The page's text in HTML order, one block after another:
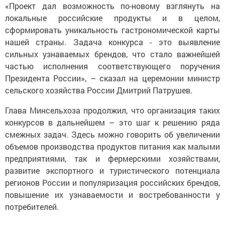
«Проект дал возможность по-новому взглянуть на
локальные российские продукты и в целом,
сформировать уникальность гастрономической карты
нашей страны. Задача конкурса - это выявление
сильных узнаваемых брендов, что стало важнейшей
частью исполнения соответствующего поручения
Президента России», – сказал на церемонии министр
сельского хозяйства России Дмитрий Патрушев.
Глава Минсельхоза продолжил, что организация таких
конкурсов в дальнейшем – это шаг к решению ряда
смежных задач. Здесь можно говорить об увеличении
объемов производства продуктов питания как малыми
предприятиями, так и фермерскими хозяйствами,
развитие экспортного и туристического потенциала
регионов России и популяризация российских брендов,
повышение их узнаваемости и востребованности у
потребителей.